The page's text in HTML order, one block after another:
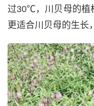
过30℃，川贝母的植
更适合川贝母的生长